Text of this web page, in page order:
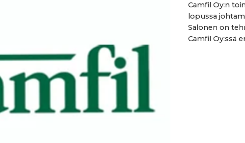
Camfil Oy:n
lopussa
Salonen on
Camfil Oy:ssä